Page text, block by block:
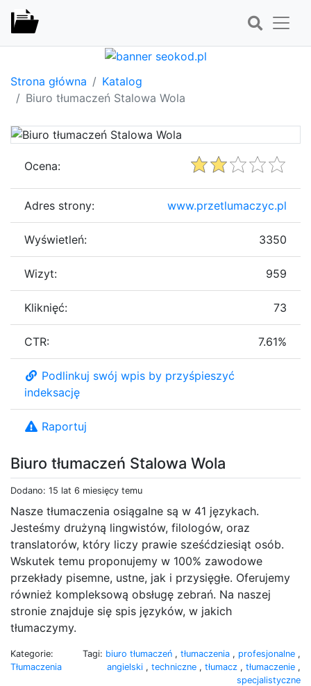
Strona główna
Katalog
Biuro tłumaczeń Stalowa Wola
Biuro tłumaczeń Stalowa Wola
Dodano: 15 lat 6 miesięcy temu
Nasze tłumaczenia osiągalne są w 41 językach.
Jesteśmy drużyną lingwistów, filologów, oraz
translatorów, który liczy prawie sześćdziesiąt osób.
Wskutek temu proponujemy w 100% zawodowe
przekłady pisemne, ustne, jak i przysięgłe. Oferujemy
również kompleksową obsługę zebrań. Na naszej
stronie znajduje się spis języków, w jakich
tłumaczymy.
Kategorie:
Tłumaczenia
Tagi: biuro tłumaczeń , tłumaczenia , profesjonalne ,
angielski , techniczne , tłumacz , tłumaczenie ,
specjalistyczne
Ocena:
Adres strony: www.przetlumaczyc.pl
Wyświetleń: 3350
Wizyt: 959
Kliknięć: 73
CTR: 7.61%
Podlinkuj swój wpis by przyśpieszyć
indeksację
Raportuj